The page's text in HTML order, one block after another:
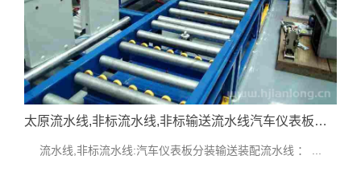
太原流水线,非标流水线,非标输送流水线汽车仪表板分装输送装配流水线技术指标参考